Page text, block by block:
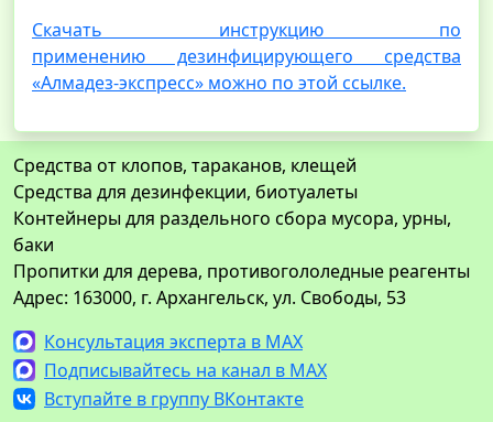
Скачать инструкцию по
применению дезинфицирующего средства
«Алмадез-экспресс» можно по этой ссылке.
Средства от клопов, тараканов, клещей
Средства для дезинфекции, биотуалеты
Контейнеры для раздельного сбора мусора, урны,
баки
Пропитки для дерева, противогололедные реагенты
Адрес: 163000, г. Архангельск, ул. Свободы, 53
Консультация эксперта в MAX
Подписывайтесь на канал в MAX
Вступайте в группу ВКонтакте